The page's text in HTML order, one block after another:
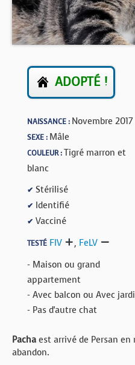
BOUTIQUE
FORUM
ADOPTÉ !
NAISSANCE : Novembre 2017
SEXE : Mâle
COULEUR :Tigré marron et
blanc
✔ Stérilisé
✔ Identifié
✔ Vacciné
TESTÉ FIV , FeLV
- Maison ou grand
appartement
- Avec balcon ou Avec
- Pas d'autre chat
Pacha est arrivé de Persan
abandon.